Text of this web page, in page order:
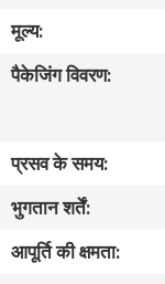
कारखाना
गुणवत्ता
नियंत्रण
मूल्य:
पैकेजिंग विवरण:
प्रसव के समय:
भुगतान शर्तें:
आपूर्ति की क्षमता: